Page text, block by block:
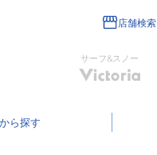
店舗検索
サーフ&スノー